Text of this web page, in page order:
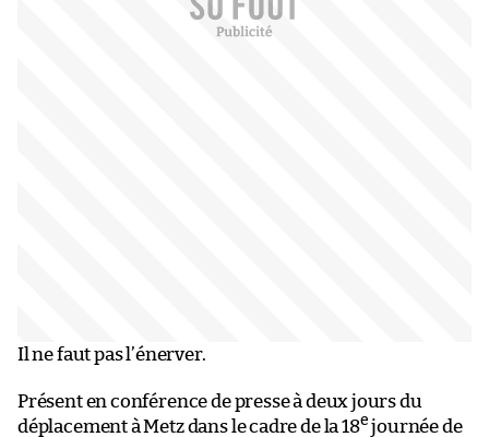
Il ne faut pas l’énerver.
Présent en conférence de presse à deux jours du
déplacement à Metz dans le cadre de la 18e journée de